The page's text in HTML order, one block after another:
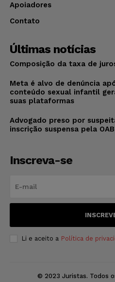
Apoiadores
Contato
Últimas notícias
Composição da taxa de
Meta é alvo de denúncia
conteúdo sexual infantil
suas plataformas
Advogado preso por
inscrição suspensa pela
Inscreva-se
Li e aceito a Política de
© 2023 Juristas. Todos